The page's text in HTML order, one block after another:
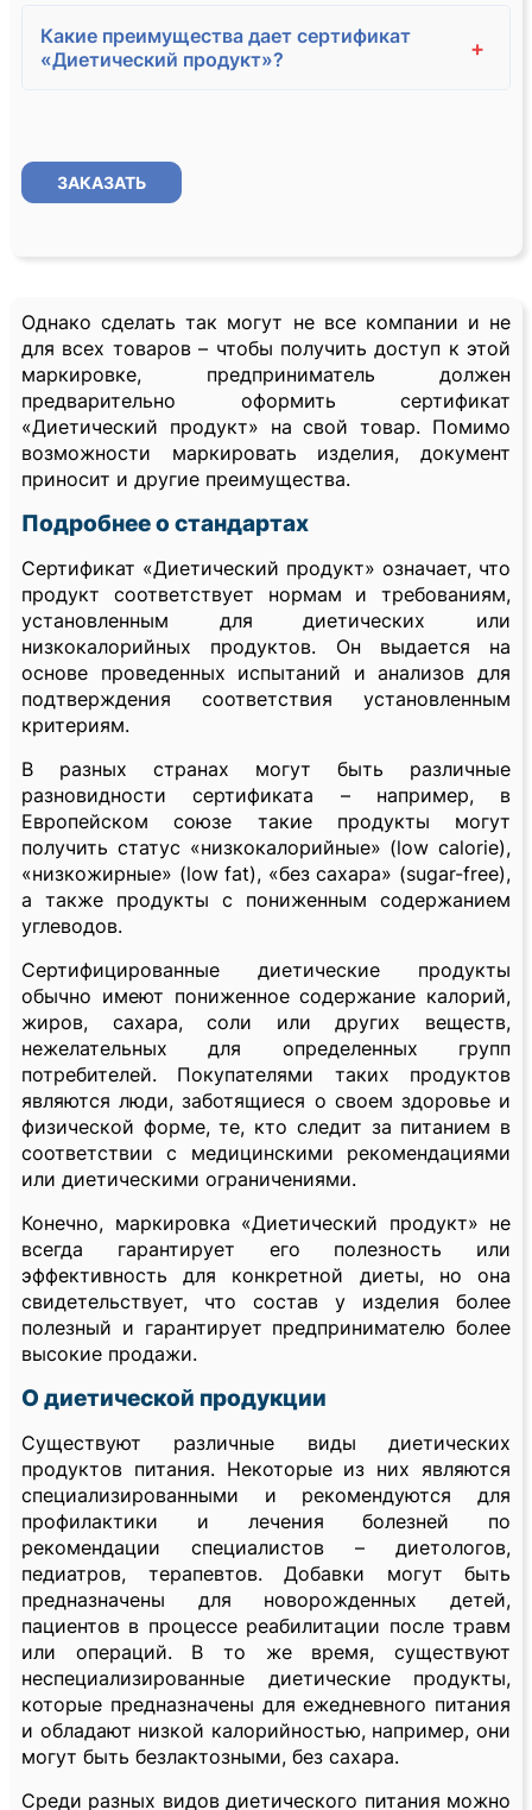
Какие преимущества дает сертификат
«Диетический продукт»?
+
ЗАКАЗАТЬ
Однако сделать так могут не все компании и не
для всех товаров – чтобы получить доступ к этой
маркировке, предприниматель должен
предварительно оформить сертификат
«Диетический продукт» на свой товар. Помимо
возможности маркировать изделия, документ
приносит и другие преимущества.
Подробнее о стандартах
Сертификат «Диетический продукт» означает, что
продукт соответствует нормам и требованиям,
установленным для диетических или
низкокалорийных продуктов. Он выдается на
основе проведенных испытаний и анализов для
подтверждения соответствия установленным
критериям.
В разных странах могут быть различные
разновидности сертификата – например, в
Европейском союзе такие продукты могут
получить статус «низкокалорийные» (low calorie),
«низкожирные» (low fat), «без сахара» (sugar-free),
а также продукты с пониженным содержанием
углеводов.
Сертифицированные диетические продукты
обычно имеют пониженное содержание калорий,
жиров, сахара, соли или других веществ,
нежелательных для определенных групп
потребителей. Покупателями таких продуктов
являются люди, заботящиеся о своем здоровье и
физической форме, те, кто следит за питанием в
соответствии с медицинскими рекомендациями
или диетическими ограничениями.
Конечно, маркировка «Диетический продукт» не
всегда гарантирует его полезность или
эффективность для конкретной диеты, но она
свидетельствует, что состав у изделия более
полезный и гарантирует предпринимателю более
высокие продажи.
О диетической продукции
Существуют различные виды диетических
продуктов питания. Некоторые из них являются
специализированными и рекомендуются для
профилактики и лечения болезней по
рекомендации специалистов – диетологов,
педиатров, терапевтов. Добавки могут быть
предназначены для новорожденных детей,
пациентов в процессе реабилитации после травм
или операций. В то же время, существуют
неспециализированные диетические продукты,
которые предназначены для ежедневного питания
и обладают низкой калорийностью, например, они
могут быть безлактозными, без сахара.
Среди разных видов диетического питания можно